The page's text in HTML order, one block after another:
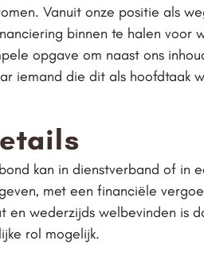
Vanuit onze positie als
binnen te halen voor
opgave om naast ons
iemand die dit als hoofdtaak
kan in dienstverband of in
met een financiële
en wederzijds welbevinden is
rol mogelijk.